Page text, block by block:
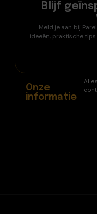
Blijf
Meld je aan bij
ideeën, praktische
Onze
informatie